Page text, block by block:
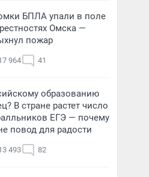
БПЛА упали в поле
Омска —
пожар
964 41
образованию
В стране растет число
ЕГЭ — почему
повод для радости
493 82